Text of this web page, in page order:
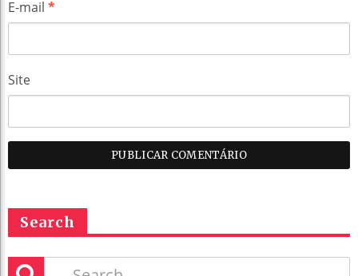
E-mail *
Site
Search